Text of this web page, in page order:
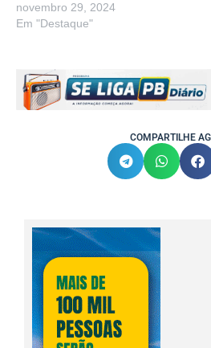
novembro 29, 2024
Em "Destaque"
COMPARTILHE